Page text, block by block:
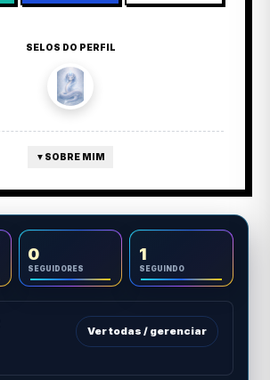
SELOS DO PERFIL
▼ SOBRE MIM
0
SEGUIDORES
1
SEGUINDO
Ver todas / gerenciar